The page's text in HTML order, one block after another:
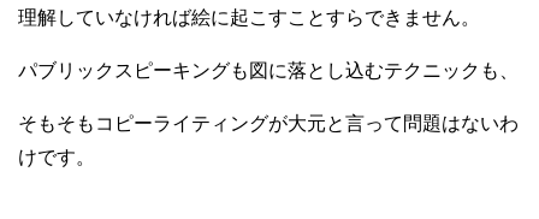
理解していなければ絵に起こすことすらできません。
パブリックスピーキングも図に落とし込むテクニックも、
そもそもコピーライティングが大元と言って問題はないわ
けです。